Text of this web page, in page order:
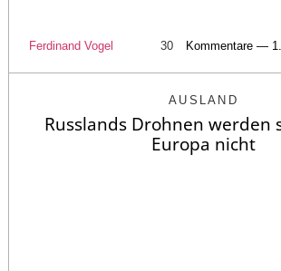
Ferdinand Vogel 30 Kommentare —
AUSLAND
Russlands Drohnen werden
Europa nicht